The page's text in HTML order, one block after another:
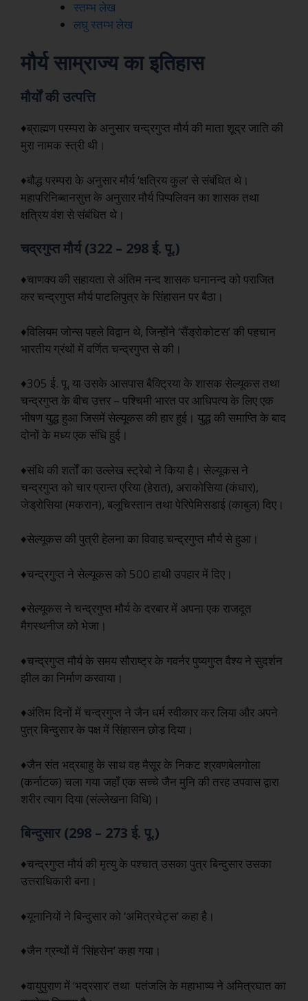
स्तम्भ लेख
लघु स्तम्भ लेख
मौर्य साम्राज्य का इतिहास
मौर्यों की उत्पत्ति
♦ब्राह्मण परम्परा के अनुसार चन्द्रगुप्त मौर्य की माता शूद्र जाति की
मुरा नामक स्त्री थी।
♦बौद्ध परम्परा के अनुसार मौर्य ‘क्षत्रिय कुल’ से संबंधित थे।
महापरिनिब्बानसुत्त के अनुसार मौर्य पिप्पलिवन का शासक तथा
क्षत्रिय वंश से संबंधित थे।
चद्रगुप्त मौर्य (322 – 298 ई. पू.)
♦चाणक्य की सहायता से अंतिम नन्द शासक घनानन्द को पराजित
कर चन्द्रगुप्त मौर्य पाटलिपुत्र के सिंहासन पर बैठा।
♦विलियम जोन्स पहले विद्वान थे, जिन्होंने ‘सैंड्रोकोटस’ की पहचान
भारतीय ग्रंथों में वर्णित चन्द्रगुप्त से की।
♦305 ई. पू. या उसके आसपास बैक्ट्रिया के शासक सेल्यूकस तथा
चन्द्रगुप्त के बीच उत्तर – पश्चिमी भारत पर आधिपत्य के लिए एक
भीषण युद्ध हुआ जिसमें सेल्यूकस की हार हुई। युद्ध की समाप्ति के बाद
दोनों के मध्य एक संधि हुई।
♦संधि की शर्तों का उल्लेख स्ट्रेबो ने किया है। सेल्यूकस ने
चन्द्रगुप्त को चार प्रान्त एरिया (हेरात), अराकोसिया (कंधार),
जेड्रोसिया (मकरान), बलूचिस्तान तथा पेरिपेमिसडाई (काबुल) दिए।
♦सेल्यूकस की पुत्री हेलना का विवाह चन्द्रगुप्त मौर्य से हुआ।
♦चन्द्रगुप्त ने सेल्यूकस को 500 हाथी उपहार में दिए।
♦सेल्यूकस ने चन्द्रगुप्त मौर्य के दरबार में अपना एक राजदूत
मैगस्थनीज को भेजा।
♦चन्द्रगुप्त मौर्य के समय सौराष्ट्र के गवर्नर पुष्यगुप्त वैश्य ने सुदर्शन
झील का निर्माण करवाया।
♦अंतिम दिनों में चन्द्रगुप्त ने जैन धर्म स्वीकार कर लिया और अपने
पुत्र बिन्दुसार के पक्ष में सिंहासन छोड़ दिया।
♦जैन संत भद्रबाहु के साथ वह मैसूर के निकट श्रवणबेलगोला
(कर्नाटक) चला गया जहाँ एक सच्चे जैन मुनि की तरह उपवास द्वारा
शरीर त्याग दिया (संल्लेखना विधि)।
बिन्दुसार (298 – 273 ई. पू.)
♦चन्द्रगुप्त मौर्य की मृत्यु के पश्चात् उसका पुत्र बिन्दुसार उसका
उत्तराधिकारी बना।
♦यूनानियों ने बिन्दुसार को ‘अमित्रचेट्स’ कहा है।
♦जैन ग्रन्थों में ‘सिंहसेन’ कहा गया।
♦वायुपुराण में ‘भद्रसार’ तथा पतंजलि के महाभाष्य ने अमित्रघात का